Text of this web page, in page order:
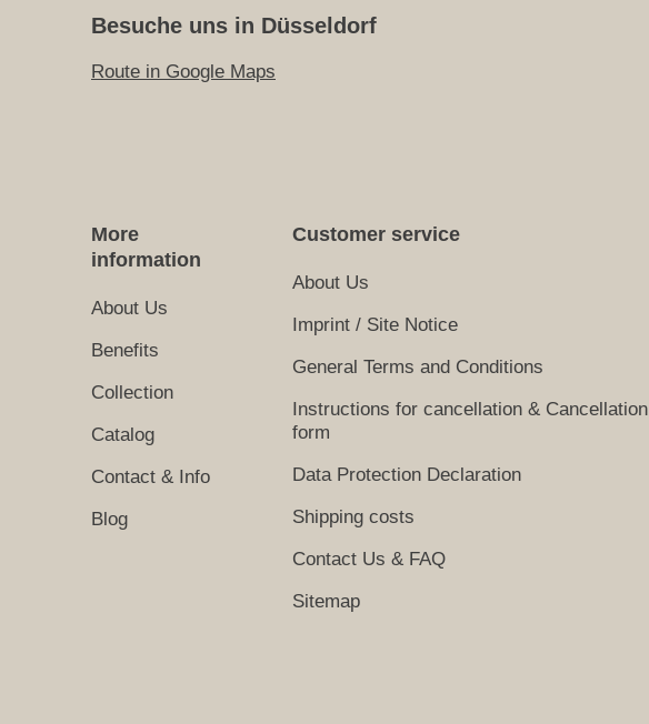
Besuche uns in Düsseldorf
Route in Google Maps
More
information
About Us
Benefits
Collection
Catalog
Contact & Info
Blog
Customer service
About Us
Imprint / Site Notice
General Terms and Conditions
Instructions for cancellation & Cancellation
form
Data Protection Declaration
Shipping costs
Contact Us & FAQ
Sitemap